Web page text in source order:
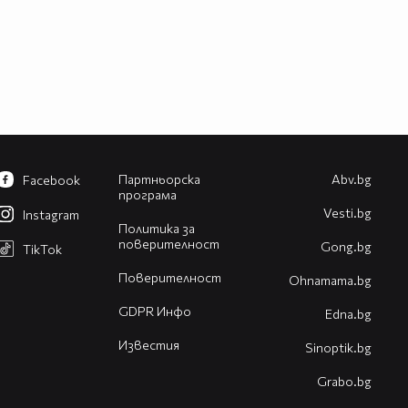
Партньорска
програма
Политика за
поверителност
Поверителност
GDPR Инфо
Известия
Facebook
Instagram
TikTok
Abv.bg
Vesti.bg
Gong.bg
Оhnamama.bg
Edna.bg
Sinoptik.bg
Grabo.bg